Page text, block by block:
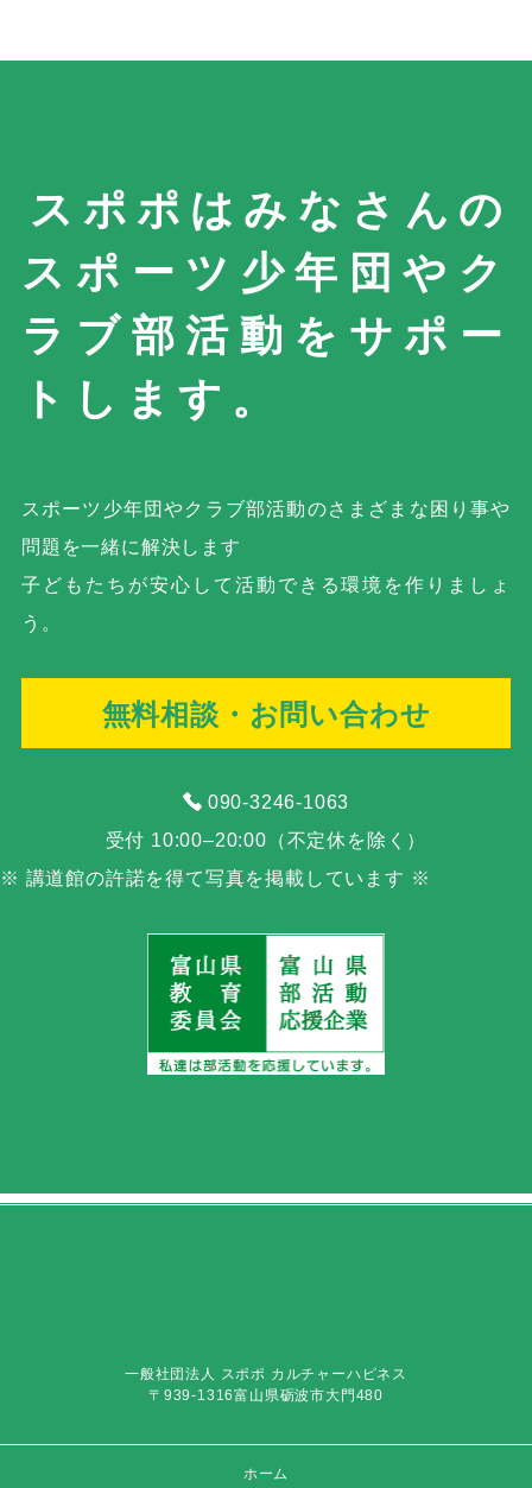
スポポはみなさんの
スポーツ少年団やク
ラブ部活動を サポー
トします。
スポーツ少年団やクラブ部活動のさまざまな困り事や
問題を一緒に解決します
子どもたちが安心して活動できる環境を作りましょ
う。
無料相談・お問い合わせ
090-3246-1063
受付 10:00–20:00（不定休を除く）
※ 講道館の許諾を得て写真を掲載しています ※
一般社団法人 スポポ カルチャーハピネス
〒939-1316富山県砺波市大門480
ホーム